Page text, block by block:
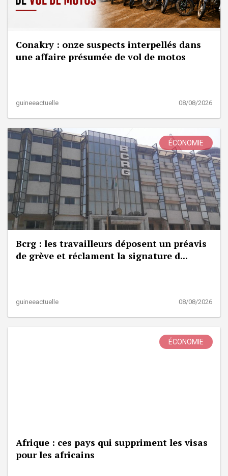
Conakry : onze suspects interpellés dans
une affaire présumée de vol de motos
guineeactuelle 08/08/2026
ÉCONOMIE
Bcrg : les travailleurs déposent un préavis
de grève et réclament la signature d...
guineeactuelle 08/08/2026
ÉCONOMIE
Afrique : ces pays qui suppriment les visas
pour les africains